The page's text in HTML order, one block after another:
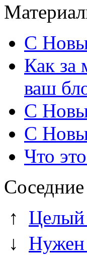
С
Как за
ваш
С
С
Что
↑ Целый
↓ Нужен